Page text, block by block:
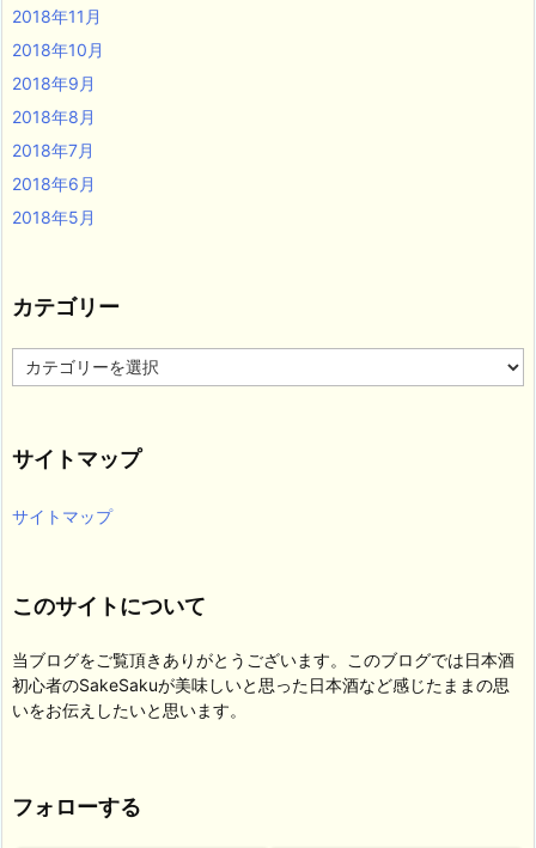
2018年11月
2018年10月
2018年9月
2018年8月
2018年7月
2018年6月
2018年5月
カテゴリー
テ
ー
サイトマップ
サイトマップ
このサイトについて
当ブログをご覧頂きありがとうございます。このブログでは日本酒
初心者のSakeSakuが美味しいと思った日本酒など感じたままの思
いをお伝えしたいと思います。
フォローする